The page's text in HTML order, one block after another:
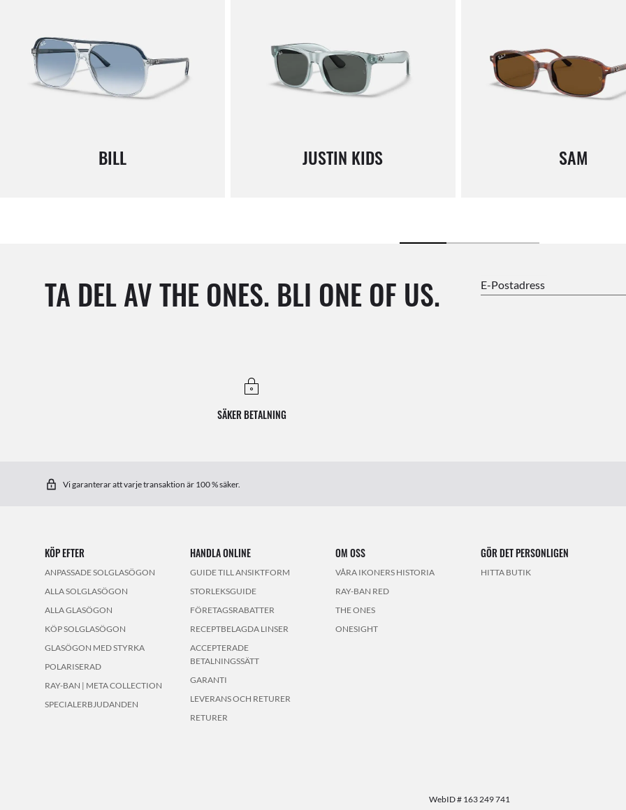
BILL JUSTIN KIDS SAM
TA DEL AV THE ONES. BLI ONE OF US. E-Postadress
SÄKER BETALNING
Vi garanterar att varje transaktion är 100 % säker.
KÖP EFTER
ANPASSADE SOLGLASÖGON
ALLA SOLGLASÖGON
ALLA GLASÖGON
KÖP SOLGLASÖGON
GLASÖGON MED STYRKA
POLARISERAD
RAY-BAN | META COLLECTION
SPECIALERBJUDANDEN
HANDLA ONLINE
GUIDE TILL ANSIKTFORM
STORLEKSGUIDE
FÖRETAGSRABATTER
RECEPTBELAGDA LINSER
ACCEPTERADE
BETALNINGSSÄTT
GARANTI
LEVERANS OCH RETURER
RETURER
OM OSS
VÅRA IKONERS HISTORIA
RAY-BAN RED
THE ONES
ONESIGHT
GÖR DET PERSONLIGEN
HITTA BUTIK
WebID # 163 249 741